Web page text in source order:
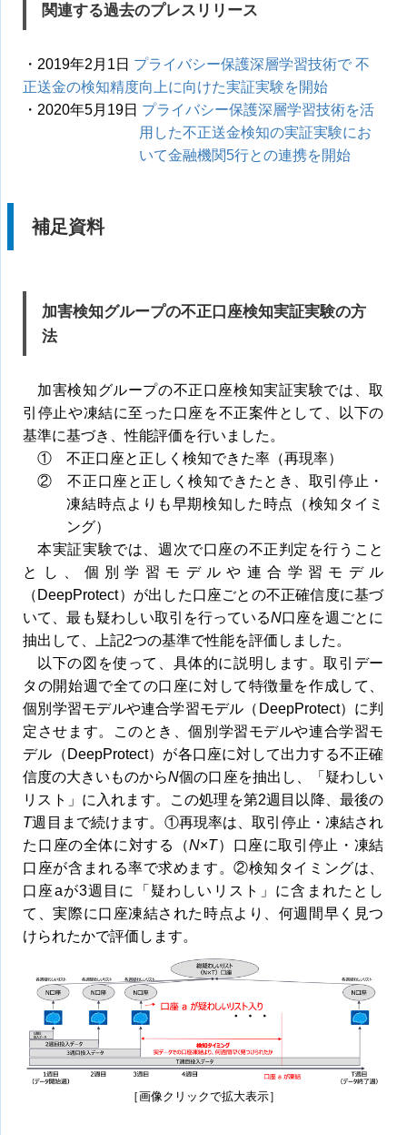
関連する過去のプレスリリース
・2019年2月1日 プライバシー保護深層学習技術で 不
正送金の検知精度向上に向けた実証実験を開始
・2020年5月19日 プライバシー保護深層学習技術を活
用した不正送金検知の実証実験にお
いて金融機関5行との連携を開始
補足資料
加害検知グループの不正口座検知実証実験の方
法
加害検知グループの不正口座検知実証実験では、取
引停止や凍結に至った口座を不正案件として、以下の
基準に基づき、性能評価を行いました。
① 不正口座と正しく検知できた率（再現率）
② 不正口座と正しく検知できたとき、取引停止・
凍結時点よりも早期検知した時点（検知タイミ
ング）
本実証実験では、週次で口座の不正判定を行うこと
とし、個別学習モデルや連合学習モデル
（DeepProtect）が出した口座ごとの不正確信度に基づ
いて、最も疑わしい取引を行っているN口座を週ごとに
抽出して、上記2つの基準で性能を評価しました。
以下の図を使って、具体的に説明します。取引デー
タの開始週で全ての口座に対して特徴量を作成して、
個別学習モデルや連合学習モデル（DeepProtect）に判
定させます。このとき、個別学習モデルや連合学習モ
デル（DeepProtect）が各口座に対して出力する不正確
信度の大きいものからN個の口座を抽出し、「疑わしい
リスト」に入れます。この処理を第2週目以降、最後の
T週目まで続けます。①再現率は、取引停止・凍結され
た口座の全体に対する（N×T）口座に取引停止・凍結
口座が含まれる率で求めます。②検知タイミングは、
口座aが3週目に「疑わしいリスト」に含まれたとし
て、実際に口座凍結された時点より、何週間早く見つ
けられたかで評価します。
［画像クリックで拡大表示］